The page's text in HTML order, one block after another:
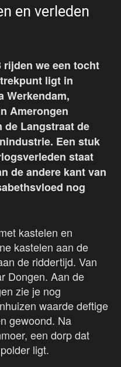
en verleden
rijden we een tocht
ligt in
Werkendam,
Amerongen
de Langstraat de
Een stuk
staat
de andere kant van
nog
kastelen en
kastelen aan de
de riddertijd. Van
Dongen. Aan de
zie je nog
waarde deftige
gewoond. Na
een dorp dat
ligt.